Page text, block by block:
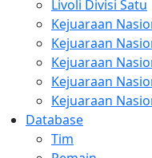
Livoli Divisi Satu
Kejuaraan
Kejuaraan
Kejuaraan
Kejuaraan
Kejuaraan
Database
Tim